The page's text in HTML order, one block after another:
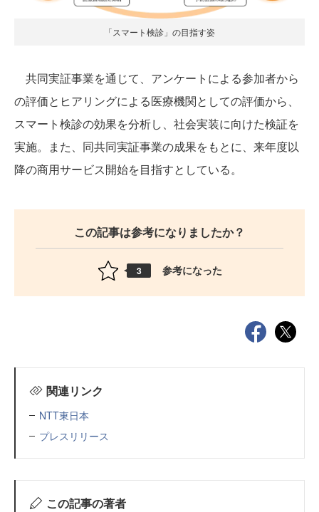
「スマート検診」の目指す姿
共同実証事業を通じて、アンケートによる参加者から
の評価とヒアリングによる医療機関としての評価から、
スマート検診の効果を分析し、社会実装に向けた検証を
実施。また、同共同実証事業の成果をもとに、来年度以
降の商用サービス開始を目指すとしている。
この記事は参考になりましたか？
3 参考になった
関連リンク
NTT東日本
プレスリリース
この記事の著者